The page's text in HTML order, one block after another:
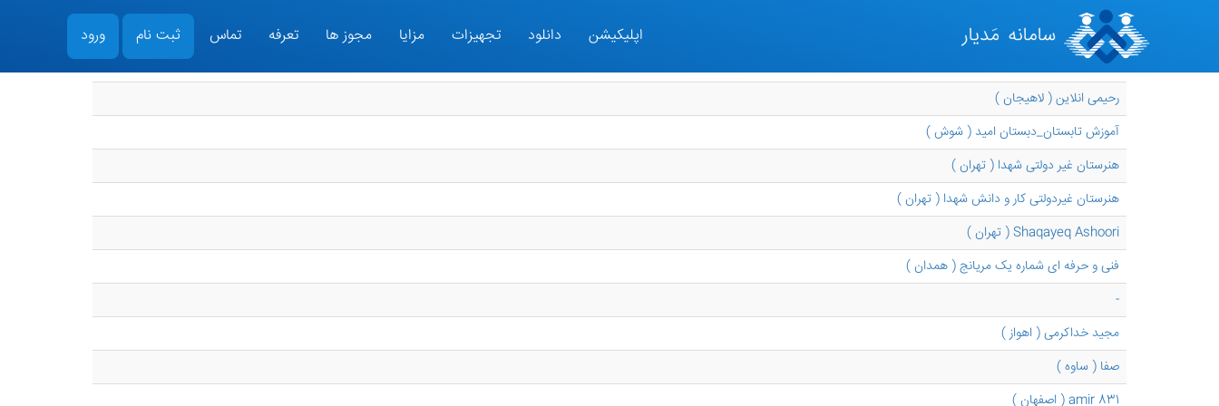
اپلیکیشن دانلود تجهیزات مزایا مجوز ها تعرفه تماس ثبت نام ورود
رحیمی انلاین ( لاهیجان )
آموزش تابستان_دبستان امید ( شوش )
هنرستان غیر دولتی شهدا ( تهران )
هنرستان غیردولتی کار و دانش شهدا ( تهران )
Shaqayeq Ashoori ( تهران )
فنی و حرفه ای شماره یک مریانج ( همدان )
-
مجید خداکرمی ( اهواز )
صفا ( ساوه )
amir 831 ( اصفهان )